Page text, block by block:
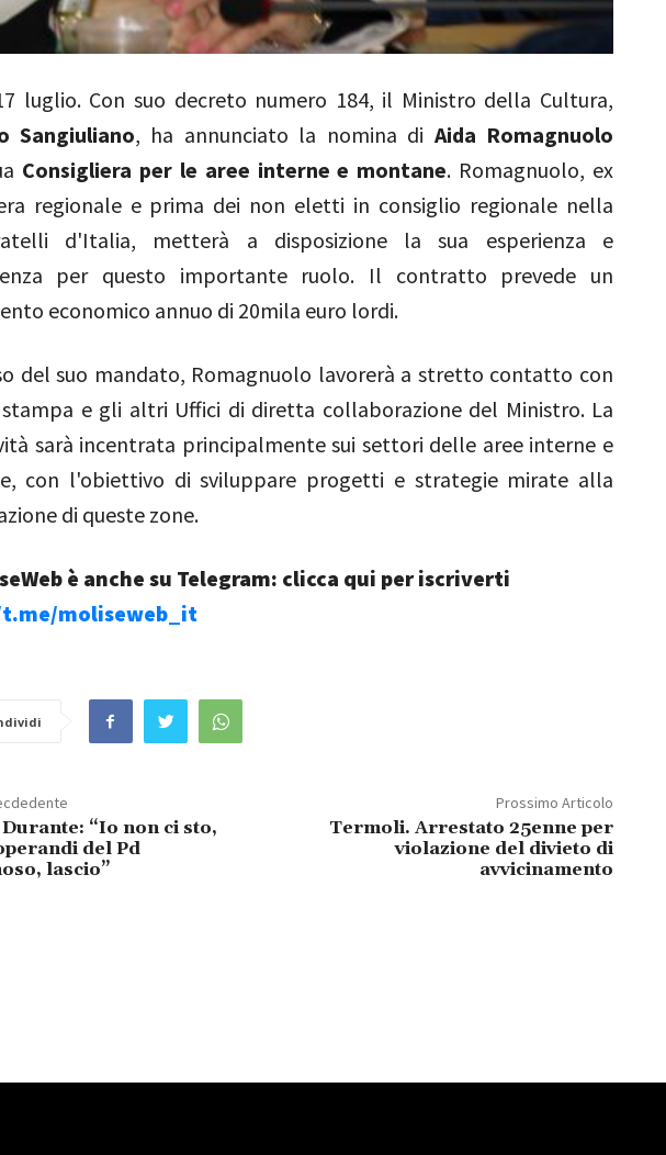
luglio. Con suo decreto numero 184, il Ministro della Cultura,
Sangiuliano, ha annunciato la nomina di Aida Romagnuolo
Consigliera per le aree interne e montane. Romagnuolo, ex
regionale e prima dei non eletti in consiglio regionale nella
d'Italia, metterà a disposizione la sua esperienza e
per questo importante ruolo. Il contratto prevede un
economico annuo di 20mila euro lordi.
del suo mandato, Romagnuolo lavorerà a stretto contatto con
e gli altri Uffici di diretta collaborazione del Ministro. La
sarà incentrata principalmente sui settori delle aree interne e
con l'obiettivo di sviluppare progetti e strategie mirate alla
di queste zone.
è anche su Telegram: clicca qui per iscriverti
moliseweb_it
“Io non ci sto,
del Pd
lascio”
Prossimo Articolo
Termoli. Arrestato 25enne per
violazione del divieto di
avvicinamento